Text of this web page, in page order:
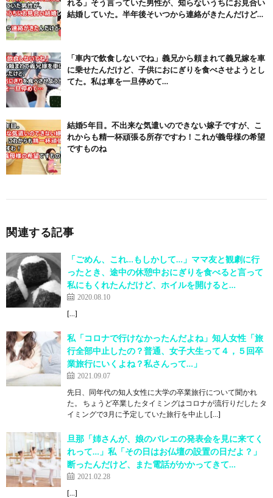
れる」そう言っていた男性が、知らないうちにお見合い
結婚していた。半年後そいつから連絡がきたんだけど…
「車内で飲食しないでね」義兄から頼まれて義兄嫁を車
に乗せたんだけど、子供におにぎりを食べさせようとし
てた。私は車を一旦停めて…
結婚5年目。不出来な気遣いのできない嫁子ですが、こ
れからも精一杯頑張る所存ですわ！これが義母様の希望
ですものね
関連する記事
「ごめん、これ…もしかして…」ママ友と観劇に行
ったとき、途中の休憩中おにぎりを食べると言って
私にもくれたんだけど、ホイルを開けると…
2020.08.10
[…]
私「コロナで行けなかったんだよね」知人女性「旅
行全部中止したの？普通、女子大生って４，５回卒
業旅行にいくよね？私さんって…」
2021.09.07
先日、同年代の知人女性に大学の卒業旅行について聞かれ
た。 ちょうど卒業したタイミングはコロナが流行りだした タ
イミングで3月に予定していた旅行を中止し[…]
旦那「姉さんが、娘のバレエの発表会を見に来てく
れって…」私「その日はお仏壇の設置の日だよ？」
断ったんだけど、また電話がかかってきて…
2021.02.28
[…]